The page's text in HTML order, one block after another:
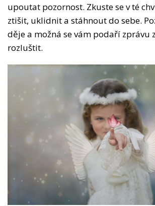
upoutat pozornost. Zkuste se v té
ztišit, uklidnit a stáhnout do sebe.
děje a možná se vám podaří zprávu
rozluštit.